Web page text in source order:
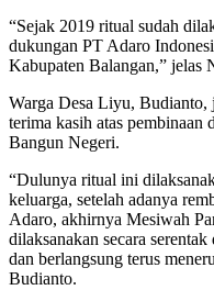
“Sejak 2019 ritual sudah
dukungan PT Adaro
Kabupaten Balangan,” jelas
Warga Desa Liyu, Budianto,
terima kasih atas pembinaan
Bangun Negeri.
“Dulunya ritual ini
keluarga, setelah adanya
Adaro, akhirnya Mesiwah
dilaksanakan secara
dan berlangsung terus
Budianto.